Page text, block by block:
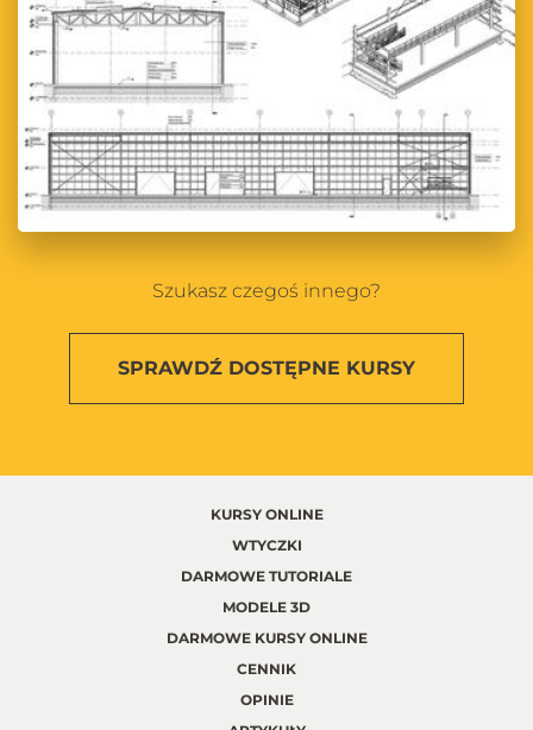
Szukasz czegoś innego?
SPRAWDŹ DOSTĘPNE KURSY
KURSY ONLINE
WTYCZKI
DARMOWE TUTORIALE
MODELE 3D
DARMOWE KURSY ONLINE
CENNIK
OPINIE